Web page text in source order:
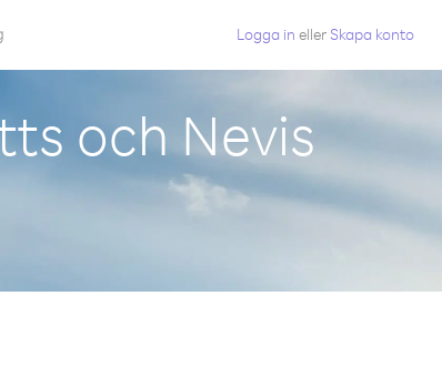
Logga in eller Skapa konto
och Nevis